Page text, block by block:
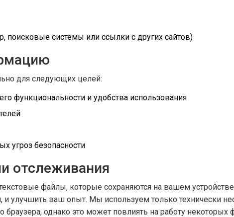
поисковые системы или ссылки с других сайтов)
для следующих целей:
функциональности и удобства использования
угроз безопасности
отслеживания
файлы, которые сохраняются на вашем
и улучшить ваш опыт. Мы используем только технически
однако это может повлиять на работу некоторых